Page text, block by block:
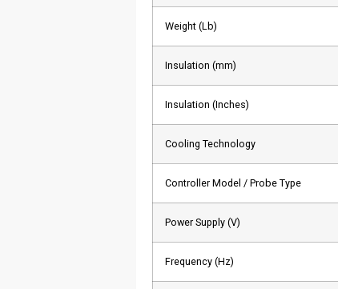
Weight (Lb)
Insulation (mm)
Insulation (Inches)
Cooling Technology
Controller Model / Probe Type
Power Supply (V)
Frequency (Hz)